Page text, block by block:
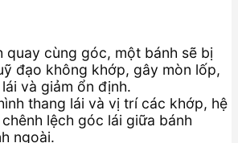
quay cùng góc, một bánh sẽ bị
đạo không khớp, gây mòn lốp,
và giảm ổn định.
thang lái và vị trí các khớp, hệ
lệch góc lái giữa bánh
ngoài.